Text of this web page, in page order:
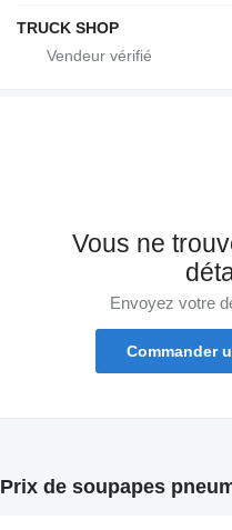
TRUCK SHOP
Vous ne
Envoyez votre
Commander
Prix de soupapes